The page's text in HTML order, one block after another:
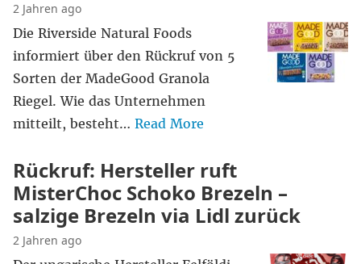
2 Jahren ago
Die Riverside Natural Foods
informiert über den Rückruf von 5
Sorten der MadeGood Granola
Riegel. Wie das Unternehmen
mitteilt, besteht… Read More
Rückruf: Hersteller ruft
MisterChoc Schoko Brezeln –
salzige Brezeln via Lidl zurück
2 Jahren ago